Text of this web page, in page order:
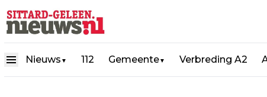
Nieuws ▼ 112 Gemeente▼ Verbreding A2